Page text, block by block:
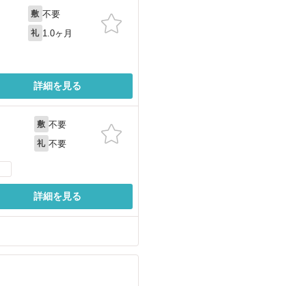
敷 不要
礼 1.0ヶ月
詳細を見る
敷 不要
礼 不要
詳細を見る